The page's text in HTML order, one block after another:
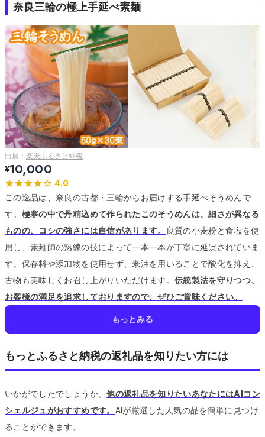
奈良三輪の極上手延べ素麺
出展： 楽天ふるさと納税
¥10,000
4.0
この逸品は、奈良の古都・三輪からお届けする手延べそうめんで
す。 極寒の中で丹精込めて作られたこのそうめんは、細さが異なる
ものの、コシの強さには自信があります。
良質の小麦粉と食塩を使
用し、素麺師の熟練の技によって一本一本が丁寧に延ばされていま
す。 保存料や添加物を使用せず、米油を用いることで酸化を抑え、
古物も美味しくお召し上がりいただけます。 伝統製法を守りつつ、
お客様の満足を追求しておりますので、ぜひご賞味ください。
もっとみる
もっとふるさと納税の返礼品を知りたい方には
いかがでしたでしょうか。他の返礼品を知りたいあなたにはAIコン
シェルジュがおすすめです。 AIが厳選した人気の品を簡単に見つけ
ることができます。